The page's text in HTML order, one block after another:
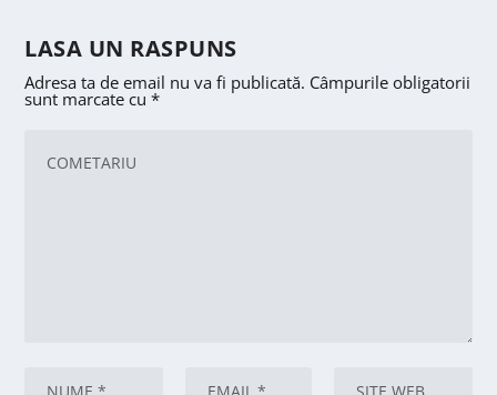
LASA UN RASPUNS
Adresa ta de email nu va fi publicată. Câmpurile obligatorii
sunt marcate cu*